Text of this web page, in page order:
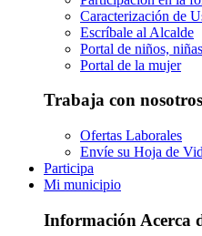
Caracterización de
Escríbale al Alcalde
Portal de niños,
Portal de la mujer
Trabaja con nosotros
Ofertas Laborales
Envíe su Hoja de
Participa
Mi municipio
Información Acerca